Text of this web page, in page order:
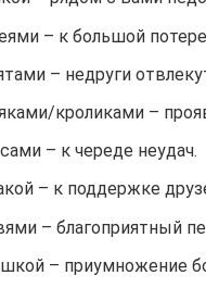
– к большой
– недруги
кроликами –
– к череде неудач.
– к поддержке
– благоприятный
– приумножение